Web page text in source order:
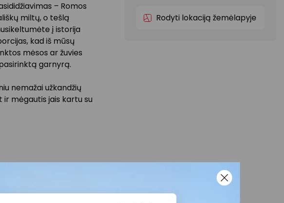
– Romos
miltų, o tešlą
į istorija
kad iš mūsų
mėsos ar žuvies
garnyrą.
nemažai užkandžių
mėgautis jais kartu su
Rodyti lokaciją žemėlapyje